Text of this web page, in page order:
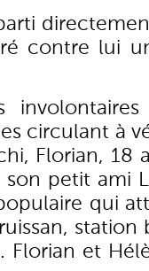
contre lui
circulant à
Florian, 18
petit ami
qui
Florian et